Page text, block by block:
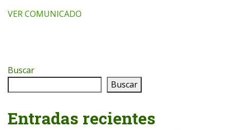
VER COMUNICADO
Buscar
Buscar
Entradas recientes